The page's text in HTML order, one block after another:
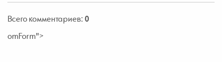
Всего комментариев:0
omForm">